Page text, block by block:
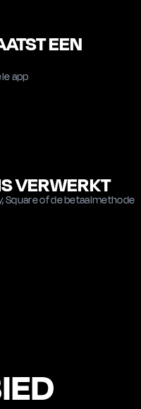
EEN
app
VERWERKT
Square of de betaalmethode